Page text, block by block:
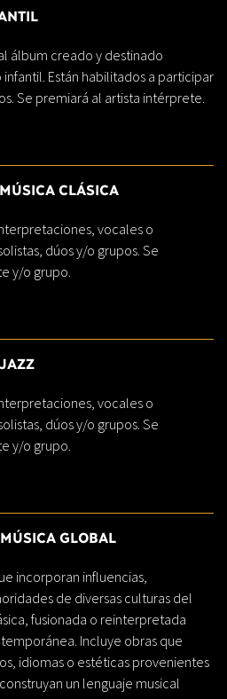
álbum creado y destinado
Están habilitados a participar
Se premiará al artista intérprete.
CLÁSICA
vocales o
dúos y/o grupos. Se
y/o grupo.
vocales o
dúos y/o grupos. Se
y/o grupo.
GLOBAL
incorporan influencias,
de diversas culturas del
fusionada o reinterpretada
Incluye obras que
idiomas o estéticas provenientes
un lenguaje musical